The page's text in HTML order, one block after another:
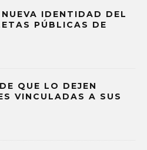
IDENTIDAD DEL
PÚBLICAS DE
QUE LO DEJEN
VINCULADAS A SUS